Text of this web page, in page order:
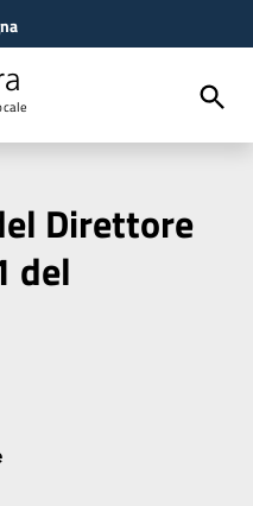
Direttore
del